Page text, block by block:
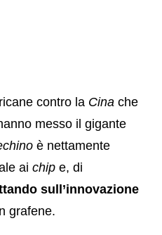
contro la Cina che
messo il gigante
è nettamente
ai chip e, di
sull’innovazione
grafene.